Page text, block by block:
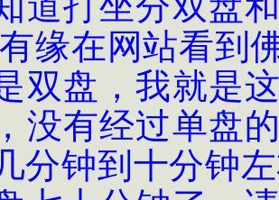
缘在网站看到
双盘，我就是
没有经过单盘
分钟到十分钟